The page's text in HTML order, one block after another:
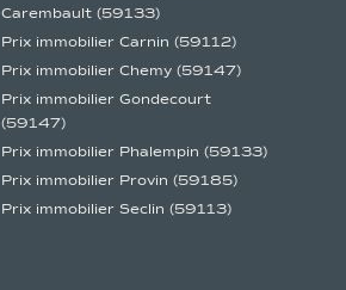
Carembault (59133)
Prix immobilier Carnin (59112)
Prix immobilier Chemy (59147)
Prix immobilier Gondecourt
(59147)
Prix immobilier Phalempin (59133)
Prix immobilier Provin (59185)
Prix immobilier Seclin (59113)